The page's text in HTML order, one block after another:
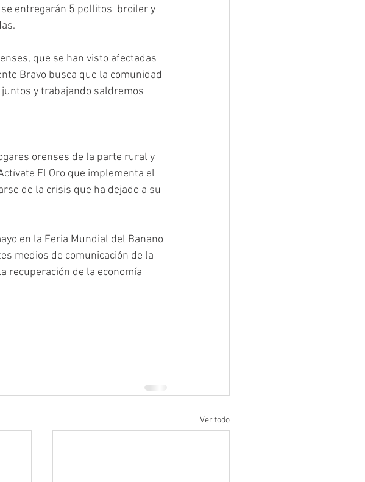
entregarán 5 pollitos  broiler y
que se han visto afectadas
Bravo busca que la comunidad
y trabajando saldremos
orenses de la parte rural y
El Oro que implementa el
de la crisis que ha dejado a su
en la Feria Mundial del Banano
medios de comunicación de la
recuperación de la economía
Ver todo